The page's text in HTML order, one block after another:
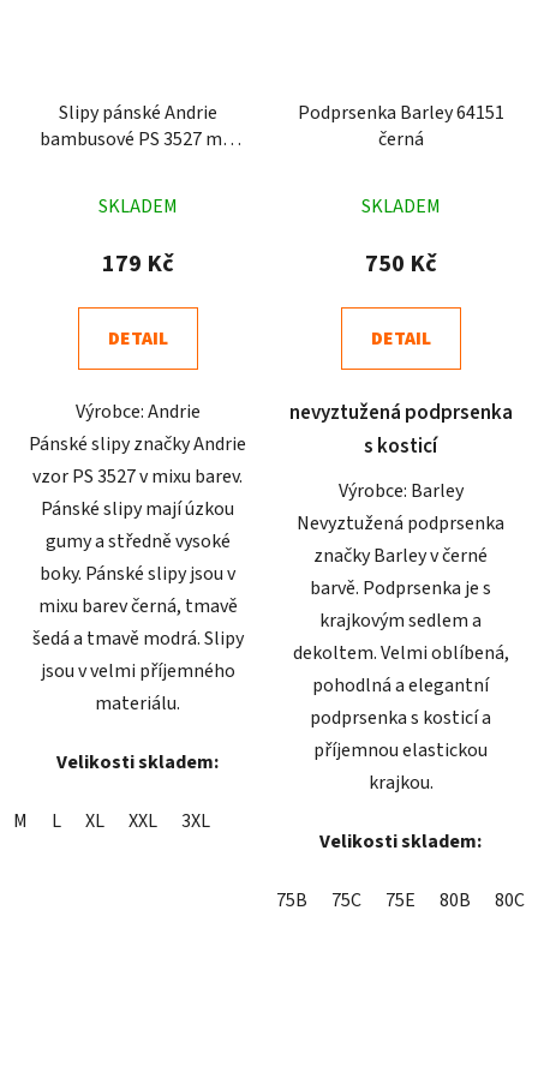
Slipy pánské Andrie
bambusové PS 3527 mix
hodnocení
produktu
5,0
z
hvězdiček.
SKLADEM
179 Kč
DETAIL
Výrobce: Andrie
Pánské slipy značky Andrie
vzor PS 3527 v mixu barev.
Pánské slipy mají úzkou
gumy a středně vysoké
boky. Pánské slipy jsou v
mixu barev černá, tmavě
šedá a tmavě modrá. Slipy
jsou v velmi příjemného
materiálu.
Velikosti skladem:
M L XL XXL 3XL
Podprsenka Barley 64151
černá
hodnocení
produktu
4,9
z
hvězdiček.
SKLADEM
750 Kč
DETAIL
nevyztužená podprsenka
s kosticí
Výrobce: Barley
Nevyztužená podprsenka
značky Barley v černé
barvě. Podprsenka je s
krajkovým sedlem a
dekoltem. Velmi oblíbená,
pohodlná a elegantní
podprsenka s kosticí a
příjemnou elastickou
krajkou.
Velikosti skladem:
75B 75C 75E 80B 80C